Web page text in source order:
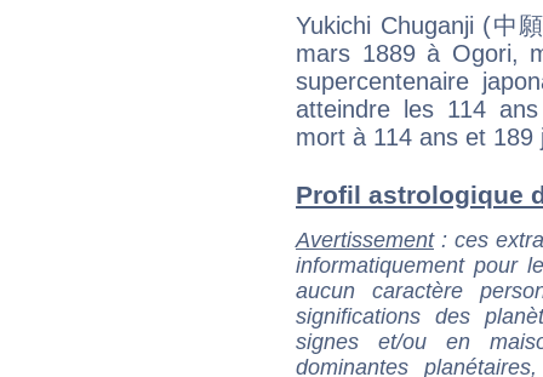
Yukichi Chuganji (中
mars 1889 à Ogori,
supercentenaire
atteindre les 114
mort à 114 ans et 189
Profil astrologique
Avertissement: ces
informatiquement pour
aucun caractère
significations des
signes et/ou en
dominantes